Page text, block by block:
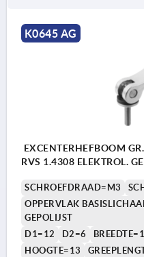
K0645 AG
EXCENTERHEFBOOM
RVS 1.4308 ELEKTROL.
SCHROEFDRAAD=M3
OPPERVLAK
GEPOLIJST
D1=12
D2=6
HOOGTE=13